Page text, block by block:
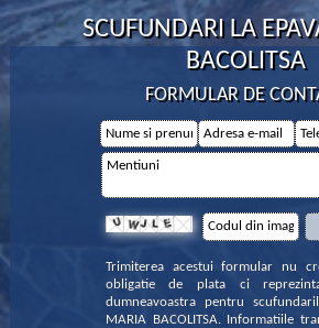
SCUFUNDARI LA
BACOLITSA
FORMULAR DE
Trimiterea acestui formular nu
obligatie de plata ci
dumneavoastra pentru
MARIA BACOLITSA. Informatiile